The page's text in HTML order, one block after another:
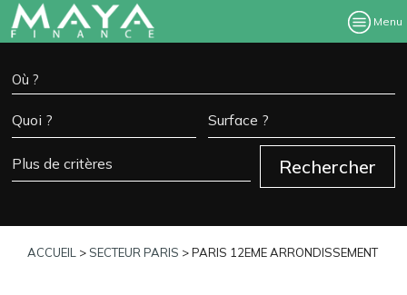
Menu
ACCUEIL > SECTEUR PARIS >PARIS 12EME ARRONDISSEMENT